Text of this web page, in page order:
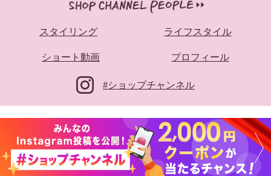
スタイリング ライフスタイル
ショート動画 プロフィール
#ショップチャンネル